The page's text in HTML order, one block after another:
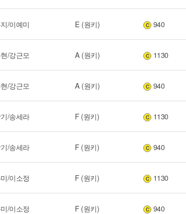
/이예미 E (원키) C 940
/강근모 A (원키) C 1130
/강근모 A (원키) C 940
/송세라 F (원키) C 1130
/송세라 F (원키) C 940
/이소정 F (원키) C 1130
/이소정 F (원키) C 940